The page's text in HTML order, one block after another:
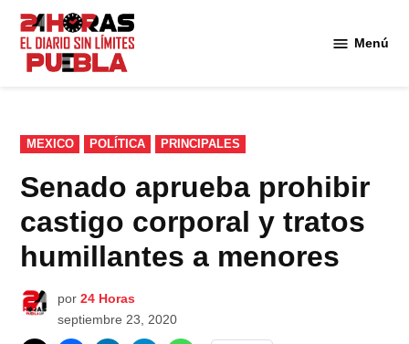
Saltar
contenido
Menú
PUBLICADO
EN
MEXICO POLÍTICA PRINCIPALES
Senado aprueba prohibir
castigo corporal y tratos
humillantes a menores
por 24 Horas
septiembre 23, 2020